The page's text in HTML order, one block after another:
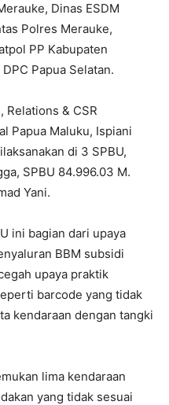
Dinas ESDM
Polres Merauke,
PP Kabupaten
Papua Selatan.
Relations & CSR
Papua Maluku, Ispiani
di 3 SPBU,
SPBU 84.996.03 M.
Yani.
ini bagian dari upaya
BBM subsidi
upaya praktik
barcode yang tidak
kendaraan dengan tangki
lima kendaraan
yang tidak sesuai